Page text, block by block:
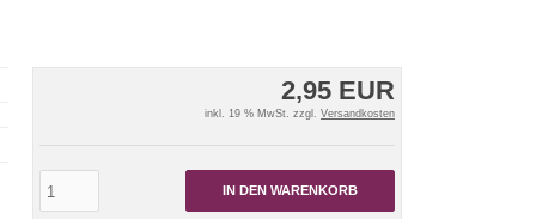
2,95 EUR
inkl. 19 % MwSt. zzgl. Versandkosten
IN DEN WARENKORB